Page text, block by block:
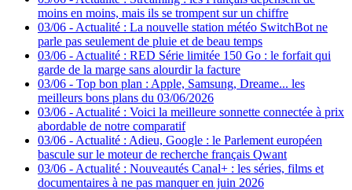
moins en moins, mais ils se trompent sur un chiffre
03/06 - Actualité : La nouvelle station météo SwitchBot ne
parle pas seulement de pluie et de beau temps
03/06 - Actualité : RED Série limitée 150 Go : le forfait qui
garde de la marge sans alourdir la facture
03/06 - Top bon plan : Apple, Samsung, Dreame... les
meilleurs bons plans du 03/06/2026
03/06 - Actualité : Voici la meilleure sonnette connectée à prix
abordable de notre comparatif
03/06 - Actualité : Adieu, Google : le Parlement européen
bascule sur le moteur de recherche français Qwant
03/06 - Actualité : Nouveautés Canal+ : les séries, films et
documentaires à ne pas manquer en juin 2026